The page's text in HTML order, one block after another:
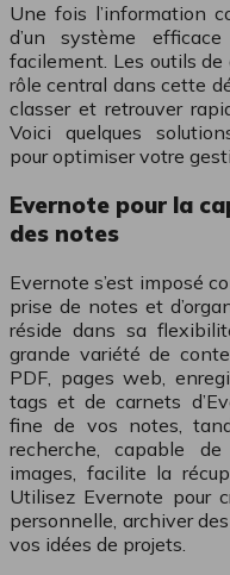
Une fois l’information
d’un système
facilement. Les outils
rôle central dans cette
classer et retrouver
Voici quelques
pour optimiser votre
Evernote pour la
des notes
Evernote s’est imposé
prise de notes et
réside dans sa
grande variété de
PDF, pages web,
tags et de carnets
fine de vos notes,
recherche, capable
images, facilite la
Utilisez Evernote pour
personnelle, archiver
vos idées de projets.